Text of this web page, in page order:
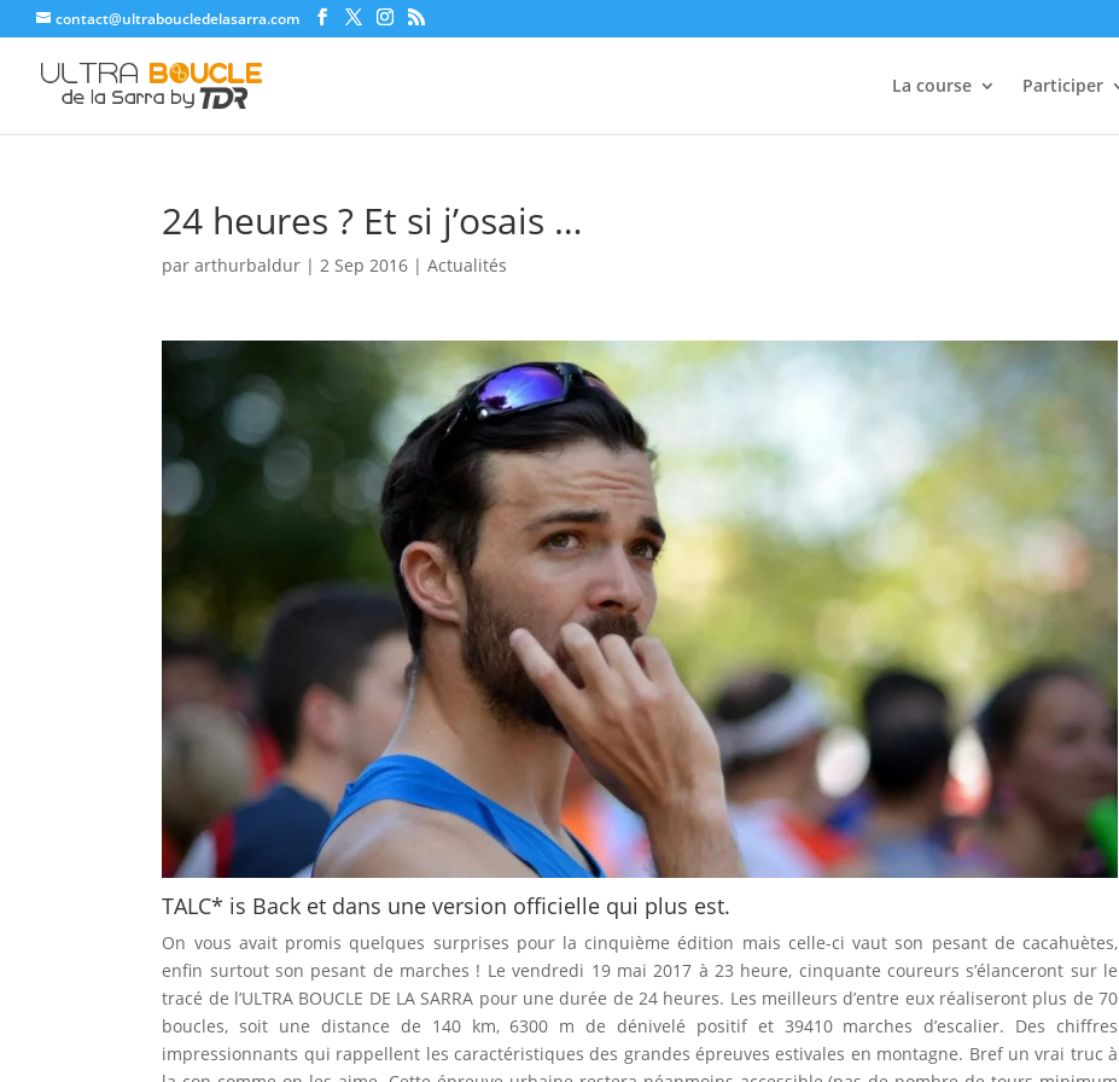
contact@ultraboucledelasarra.com
La course Participer
24 heures ? Et si j’osais …
pararthurbaldur |2 Sep 2016 |Actualités
TALC* is Back et dans une version officielle qui plus est.
On vous avait promis quelques surprises pour la cinquième édition mais celle-ci vaut son pesant de cacahuètes,
enfin surtout son pesant de marches ! Le vendredi 19 mai 2017 à 23 heure, cinquante coureurs s’élanceront sur le
tracé de l’ULTRA BOUCLE DE LA SARRA pour une durée de 24 heures. Les meilleurs d’entre eux réaliseront plus de 70
boucles, soit une distance de 140 km, 6300 m de dénivelé positif et 39410 marches d’escalier. Des chiffres
impressionnants qui rappellent les caractéristiques des grandes épreuves estivales en montagne. Bref un vrai truc à